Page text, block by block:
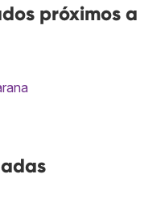
próximos a